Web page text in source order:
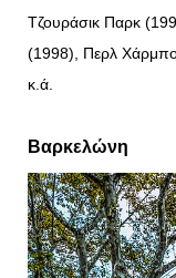
Τζουράσικ Παρκ
(1998), Περλ
κ.ά.
Βαρκελώνη